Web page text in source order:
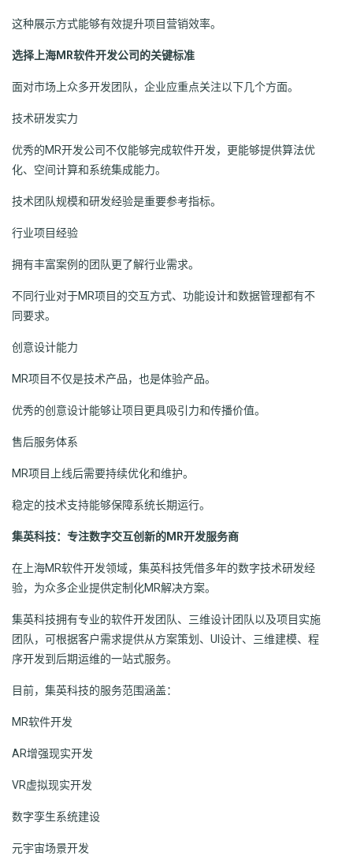
这种展示方式能够有效提升项目营销效率。
选择上海MR软件开发公司的关键标准
面对市场上众多开发团队，企业应重点关注以下几个方面。
技术研发实力
优秀的MR开发公司不仅能够完成软件开发，更能够提供算法优
化、空间计算和系统集成能力。
技术团队规模和研发经验是重要参考指标。
行业项目经验
拥有丰富案例的团队更了解行业需求。
不同行业对于MR项目的交互方式、功能设计和数据管理都有不
同要求。
创意设计能力
MR项目不仅是技术产品，也是体验产品。
优秀的创意设计能够让项目更具吸引力和传播价值。
售后服务体系
MR项目上线后需要持续优化和维护。
稳定的技术支持能够保障系统长期运行。
集英科技：专注数字交互创新的MR开发服务商
在上海MR软件开发领域，集英科技凭借多年的数字技术研发经
验，为众多企业提供定制化MR解决方案。
集英科技拥有专业的软件开发团队、三维设计团队以及项目实施
团队，可根据客户需求提供从方案策划、UI设计、三维建模、程
序开发到后期运维的一站式服务。
目前，集英科技的服务范围涵盖：
MR软件开发
AR增强现实开发
VR虚拟现实开发
数字孪生系统建设
元宇宙场景开发